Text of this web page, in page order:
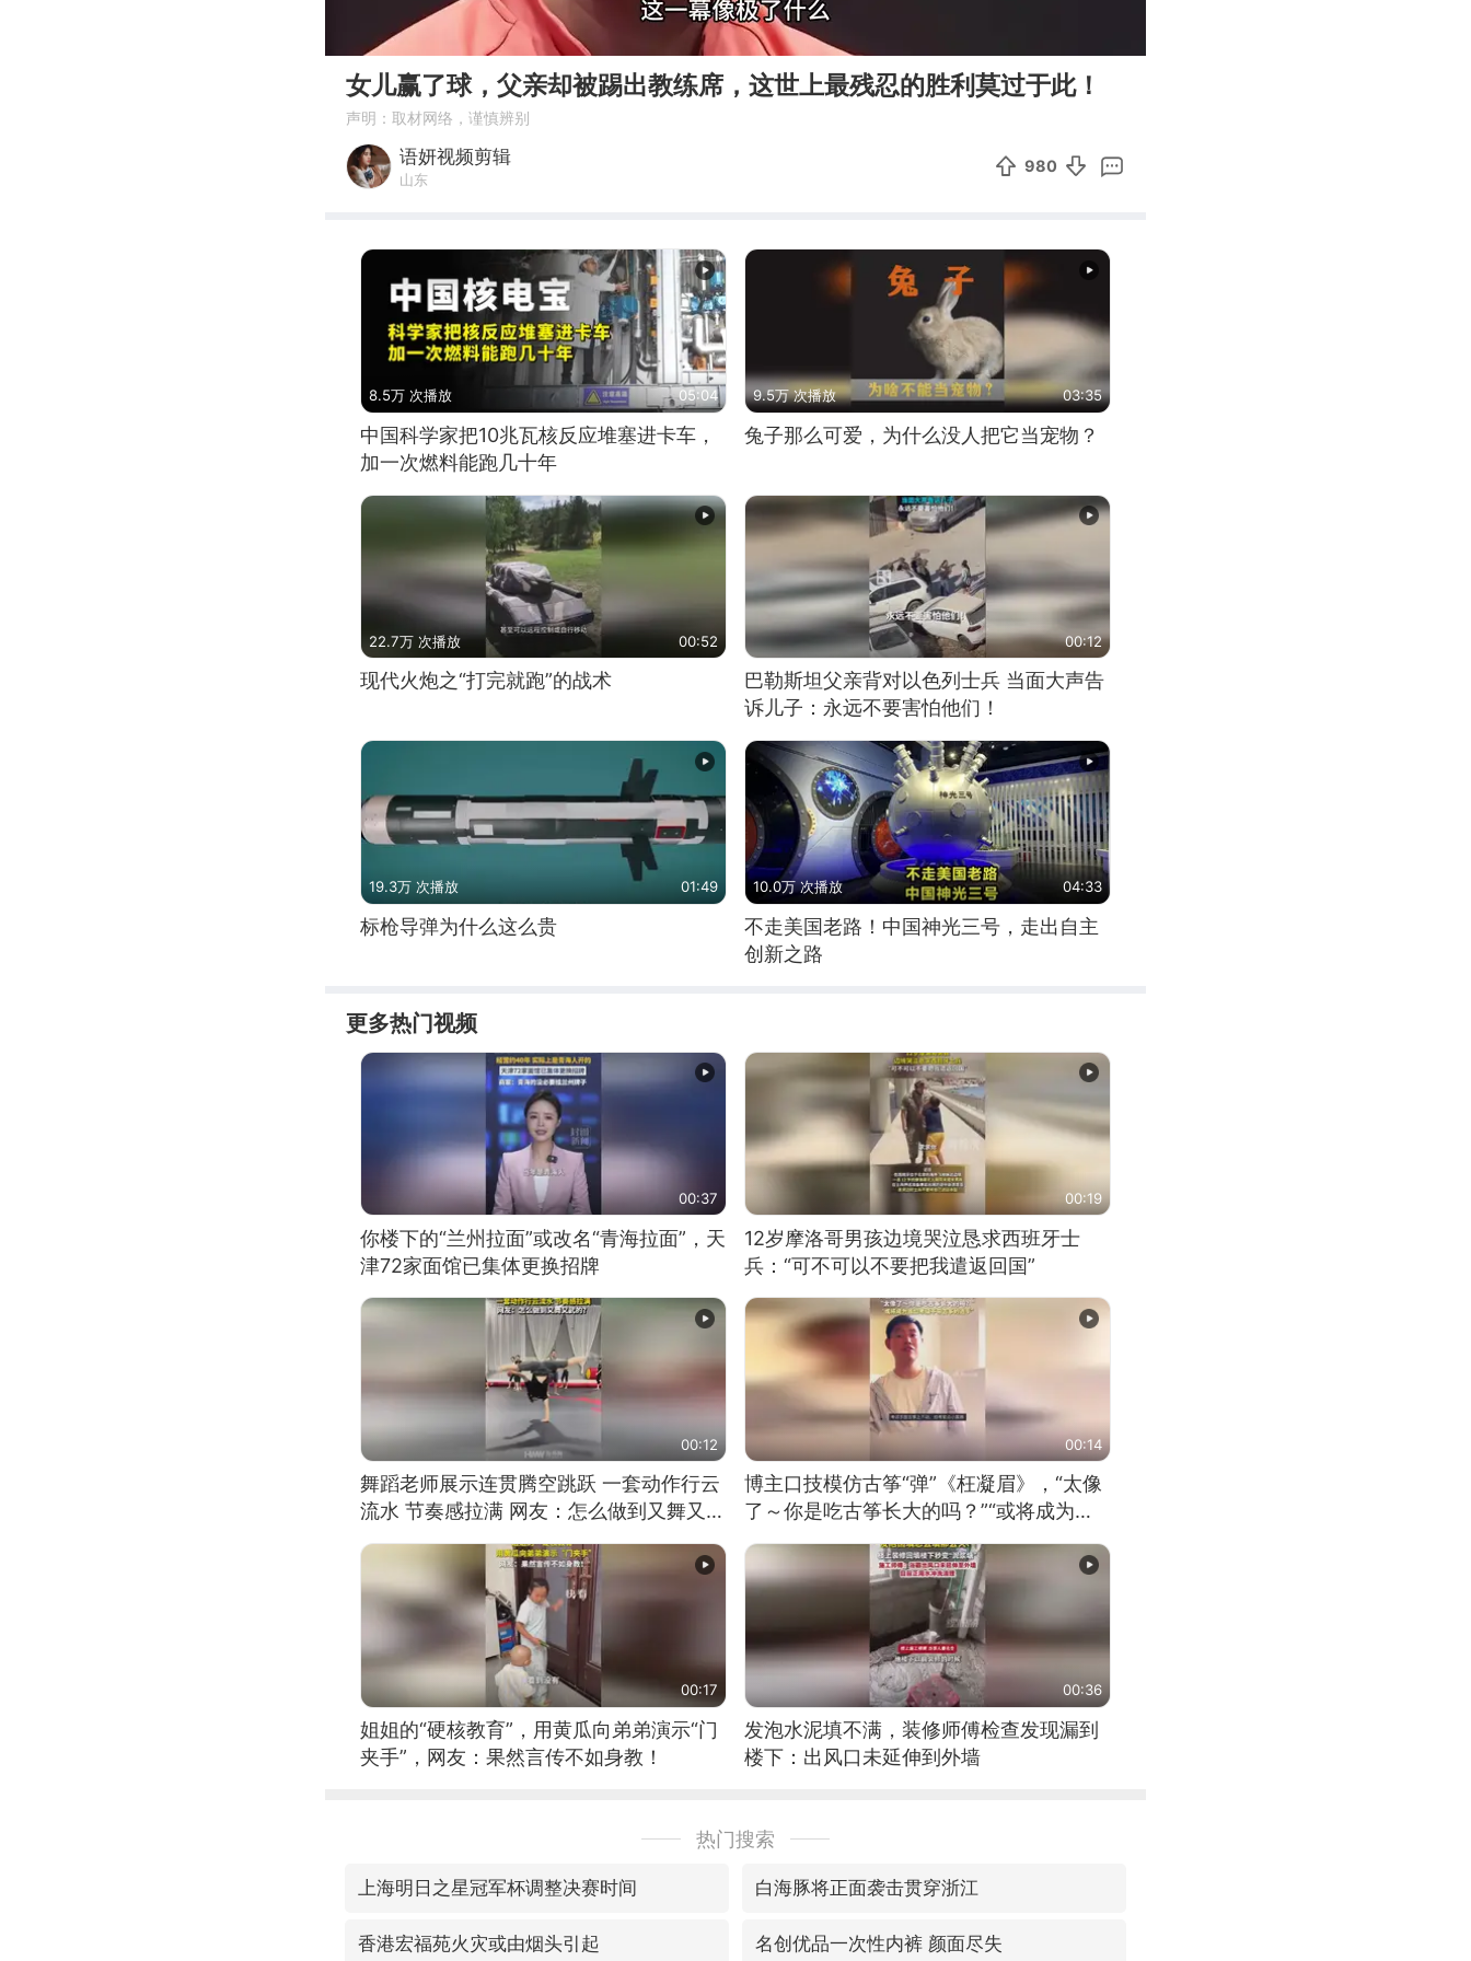
00:00
女儿赢了球，父亲却被踢出教练席，这世上最残忍的胜利莫过于此！
声明：取材网络，谨慎辨别
语妍视频剪辑
山东
980
8.5万 次播放 05:04
中国科学家把10兆瓦核反应堆塞进卡车，
加一次燃料能跑几十年
9.5万 次播放 03:35
兔子那么可爱，为什么没人把它当宠物？
22.7万 次播放 00:52
现代火炮之“打完就跑”的战术
00:12
巴勒斯坦父亲背对以色列士兵 当面大声告
诉儿子：永远不要害怕他们！
19.3万 次播放 01:49
标枪导弹为什么这么贵
10.0万 次播放 04:33
不走美国老路！中国神光三号，走出自主
创新之路
更多热门视频
00:37
你楼下的“兰州拉面”或改名“青海拉面”，天
津72家面馆已集体更换招牌
00:19
12岁摩洛哥男孩边境哭泣恳求西班牙士
兵：“可不可以不要把我遣返回国”
00:12
舞蹈老师展示连贯腾空跳跃 一套动作行云
流水 节奏感拉满 网友：怎么做到又舞又武
的？
00:14
博主口技模仿古筝“弹”《枉凝眉》，“太像
了～你是吃古筝长大的吗？”“或将成为首
位考级不带古筝的选手。”（来源：新华每
00:17
姐姐的“硬核教育”，用黄瓜向弟弟演示“门
夹手”，网友：果然言传不如身教！
00:36
发泡水泥填不满，装修师傅检查发现漏到
楼下：出风口未延伸到外墙
热门搜索
上海明日之星冠军杯调整决赛时间 白海豚将正面袭击贯穿浙江
香港宏福苑火灾或由烟头引起 名创优品一次性内裤 颜面尽失